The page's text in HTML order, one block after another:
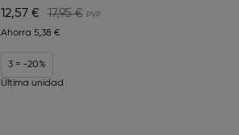
12,57 € 17,95 €
Ahorra 5,38 €
3 = -20%
Última unidad